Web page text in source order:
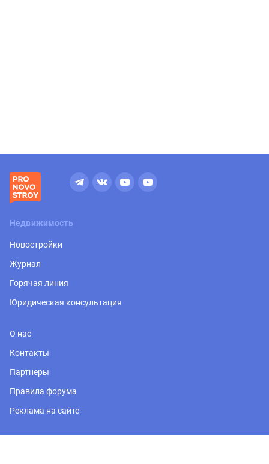
Недвижимость
Новостройки
Журнал
Горячая линия
Юридическая консультация
О нас
Контакты
Партнеры
Правила форума
Реклама на сайте